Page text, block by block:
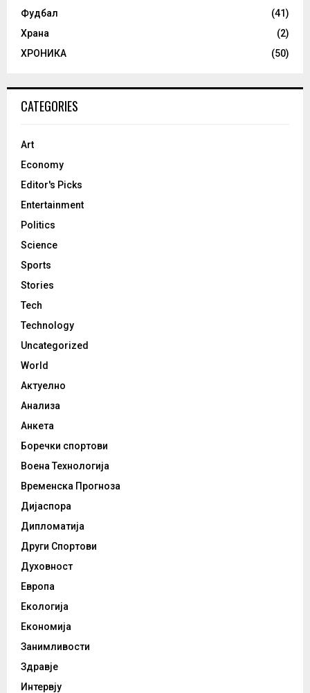
Фудбал
(41)
Храна
(2)
ХРОНИКА
(50)
CATEGORIES
Art
Economy
Editor's Picks
Entertainment
Politics
Science
Sports
Stories
Tech
Technology
Uncategorized
World
Актуелно
Анализа
Анкета
Боречки спортови
Воена Технологија
Временска Прогноза
Дијаспора
Дипломатија
Други Спортови
Духовност
Европа
Екологија
Економија
Занимливости
Здравје
Интервју